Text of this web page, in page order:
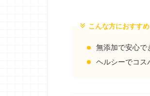
こんな方におすすめ
無添加で安心で
ヘルシーでコス